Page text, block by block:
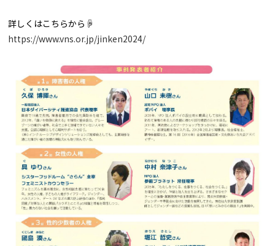
詳しくはこちらから☟
https://www.vns.or.jp/jinken2024/